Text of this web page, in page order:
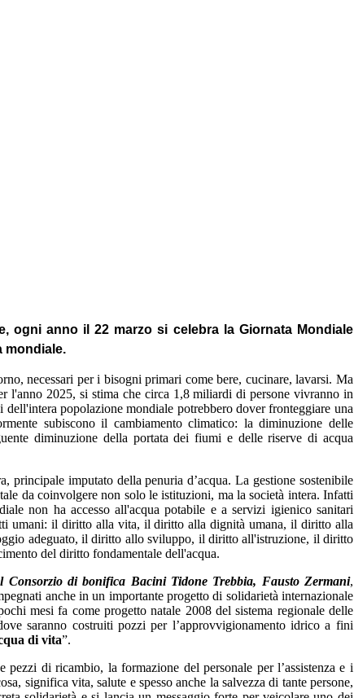
ogni anno il 22 marzo si celebra la Giornata Mondiale
mondiale.
necessari per i bisogni primari come bere, cucinare, lavarsi. Ma
l'anno 2025, si stima che circa 1,8 miliardi di persone vivranno in
popolazione mondiale potrebbero dover fronteggiare una
subiscono il cambiamento climatico: la diminuzione delle
diminuzione della portata dei fiumi e delle riserve di acqua
principale imputato della penuria d’acqua. La gestione sostenibile
da coinvolgere non solo le istituzioni, ma la società intera. Infatti
non ha accesso all'acqua potabile e a servizi igienico sanitari
umani: il diritto alla vita, il diritto alla dignità umana, il diritto alla
adeguato, il diritto allo sviluppo, il diritto all'istruzione, il diritto
del diritto fondamentale dell'acqua.
Consorzio di bonifica Bacini Tidone Trebbia, Fausto Zermani,
anche in un importante progetto di solidarietà internazionale
mesi fa come progetto natale 2008 del sistema regionale delle
saranno costruiti pozzi per l’approvvigionamento idrico a fini
di vita”.
di ricambio, la formazione del personale per l’assistenza e i
significa vita, salute e spesso anche la salvezza di tante persone,